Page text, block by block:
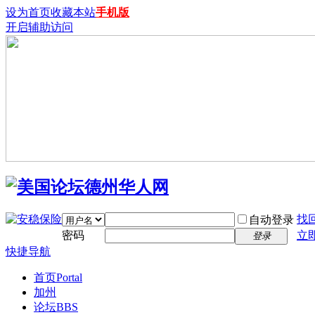
设为首页收藏本站手机版
开启辅助访问
自动登录 找
密码
登录
立
快捷导航
首页Portal
加州
论坛BBS